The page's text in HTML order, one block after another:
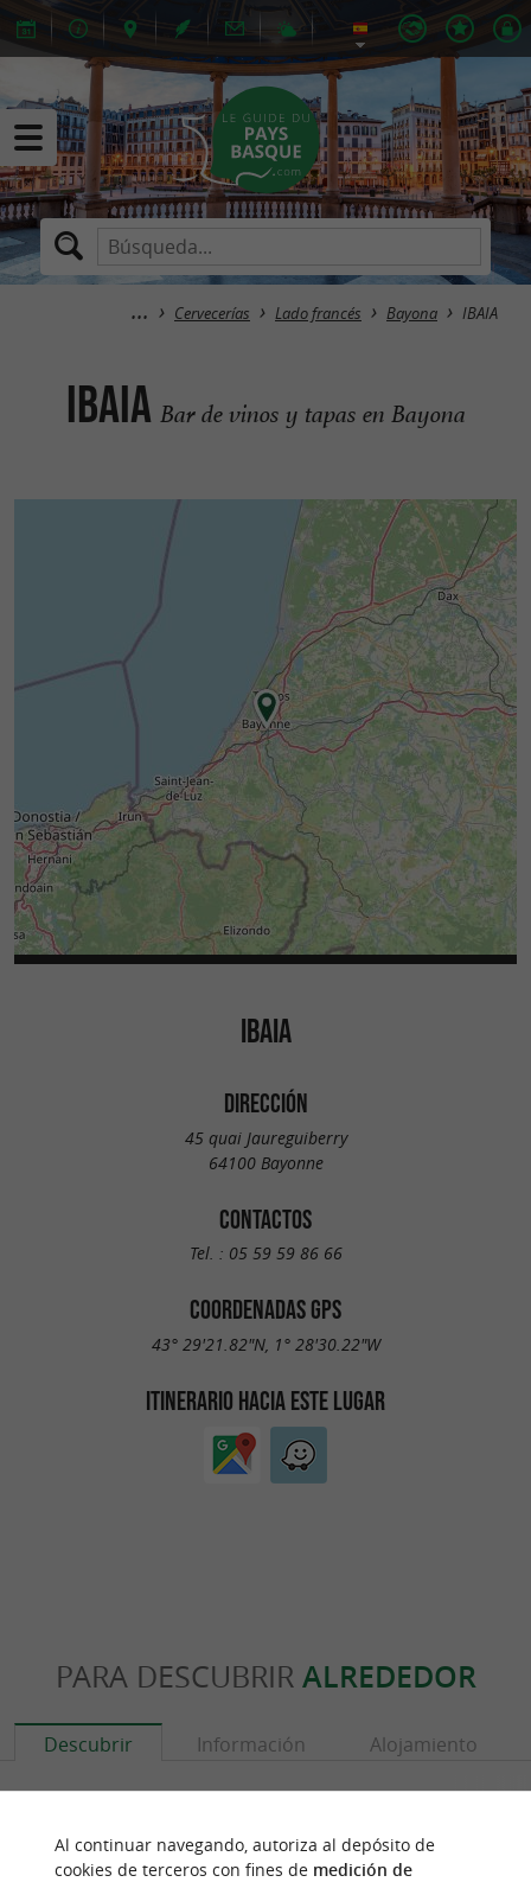
Cervecerías Lado francés Bayona IBAIA
IBAIA Bar de vinos y tapas en Bayona
IBAIA
DIRECCIÓN
45 quai Jaureguiberry
64100 Bayonne
CONTACTOS
Tel. : 05 59 59 86 66
COORDENADAS GPS
43° 29'21.82"N, 1° 28'30.22"W
ITINERARIO HACIA ESTE LUGAR
PARA DESCUBRIR ALREDEDOR
Descubrir Información Alojamiento
Al continuar navegando, autoriza al depósito de
cookies de terceros con fines de medición de